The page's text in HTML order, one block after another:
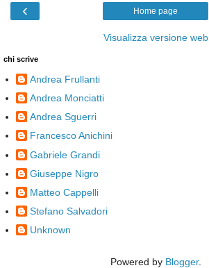
‹ Home page
Visualizza versione web
chi scrive
Andrea Frullanti
Andrea Monciatti
Andrea Sguerri
Francesco Anichini
Gabriele Grandi
Giuseppe Nigro
Matteo Cappelli
Stefano Salvadori
Unknown
Powered by Blogger.